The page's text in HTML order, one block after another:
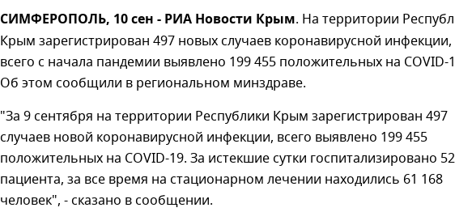
СИМФЕРОПОЛЬ, 10 сен - РИА Новости Крым. На территории
Крым зарегистрирован 497 новых случаев коронавирусной инфекции,
всего с начала пандемии выявлено 199 455 положительных на COVID-
Об этом сообщили в региональном минздраве.
"За 9 сентября на территории Республики Крым зарегистрирован 497
случаев новой коронавирусной инфекции, всего выявлено 199 455
положительных на COVID-19. За истекшие сутки госпитализировано 52
пациента, за все время на стационарном лечении находились 61 168
человек", - сказано в сообщении.